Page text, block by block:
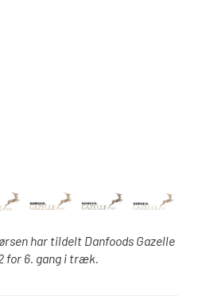
har tildelt Danfoods Gazelle
for 6. gang i træk.